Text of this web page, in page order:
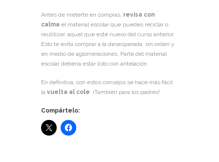
Antes de meterte en compras, revisa con
calma el material escolar que puedes reciclar o
reutilizar, aquel que esté nuevo del curso anterior.
Esto te evita comprar a la desesperada, sin orden y
en medio de aglomeraciones. Parte del material
escolar debería estar listo con antelación.
En definitiva, con estos consejos se hace más fácil
la vuelta al cole. ¡También para los padres!
Compártelo: